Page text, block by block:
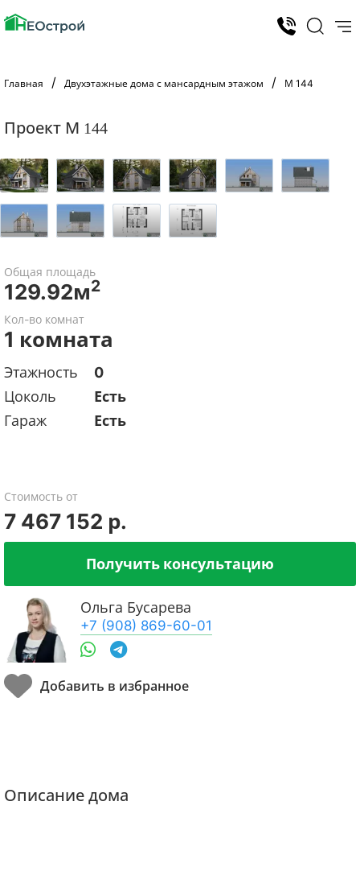
Главная Двухэтажные дома с мансардным этажом М 144
Проект М 144
Общая площадь
129.92м2
Кол-во комнат
1 комната
Этажность
0
Цоколь
Есть
Гараж
Есть
Стоимость от
7 467 152 р.
Получить консультацию
Ольга Бусарева
+7 (908) 869-60-01
Описание дома